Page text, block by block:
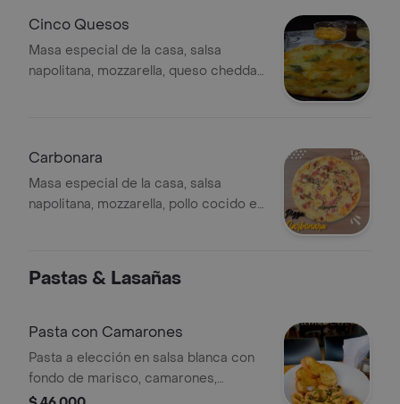
Cinco Quesos
Masa especial de la casa, salsa
napolitana, mozzarella, queso cheddar,
Carbonara
Masa especial de la casa, salsa
napolitana, mozzarella, pollo cocido en
Pastas & Lasañas
Pasta con Camarones
Pasta a elección en salsa blanca con
fondo de marisco, camarones,
vegetales en brunoise. Acompañado